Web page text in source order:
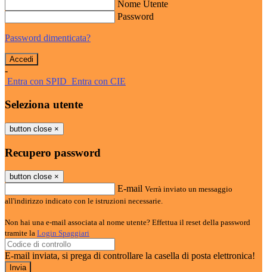
Nome Utente
Password
Password dimenticata?
-
Entra con SPID Entra con CIE
Seleziona utente
button close ×
Recupero password
button close ×
E-mail Verrà inviato un messaggio
all'indirizzo indicato con le istruzioni necessarie.
Non hai una e-mail associata al nome utente? Effettua il reset della password
tramite la Login Spaggiari
E-mail inviata, si prega di controllare la casella di posta elettronica!